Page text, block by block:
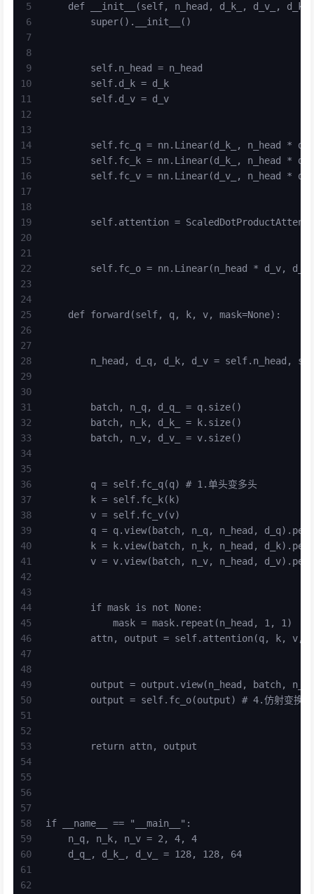
5
6
7
8
9
10
11
12
13
14
15
16
17
18
19
20
21
22
23
24
25
26
27
28
29
30
31
32
33
34
35
36
37
38
39
40
41
42
43
44
45
46
47
48
49
50
51
52
53
54
55
56
57
58
59
60
61
62
def __init__(self, n_head, d_k_, d_v_, d_k,
        super().__init__()
        self.n_head = n_head
        self.d_k = d_k
        self.d_v = d_v
self.fc_q = nn.Linear(d_k_, n_head *
self.fc_k = nn.Linear(d_k_, n_head *
self.fc_v = nn.Linear(d_v_, n_head *
self.attention =
        self.fc_o = nn.Linear(n_head * d_v, d_o)
    def forward(self, q, k, v, mask=None):
n_head, d_q, d_k, d_v = self.n_head,
        batch, n_q, d_q_ = q.size()
        batch, n_k, d_k_ = k.size()
        batch, n_v, d_v_ = v.size()
        q = self.fc_q(q) # 1.单头变多头
        k = self.fc_k(k)
        v = self.fc_v(v)
q = q.view(batch, n_q, n_head,
k = k.view(batch, n_k, n_head,
v = v.view(batch, n_v, n_head,
        if mask is not None:
            mask = mask.repeat(n_head, 1, 1)
attn, output = self.attention(q, k, v,
output = output.view(n_head, batch,
output = self.fc_o(output) # 4.仿射变换得
        return attn, output
if __name__ == "__main__":
    n_q, n_k, n_v = 2, 4, 4
    d_q_, d_k_, d_v_ = 128, 128, 64